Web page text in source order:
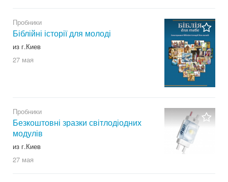
Пробники
Біблійні історії для молоді
из г.Киев
27 мая
Пробники
Безкоштовні зразки світлодіодних
модулів
из г.Киев
27 мая